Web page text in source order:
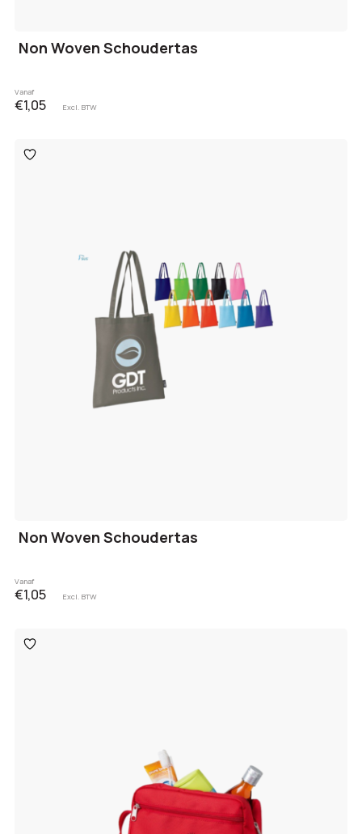
Non Woven Schoudertas
Vanaf
€1,05 Excl. BTW
Toevoegen
aan
Non Woven Schoudertas
Vanaf
€1,05 Excl. BTW
Toevoegen
aan